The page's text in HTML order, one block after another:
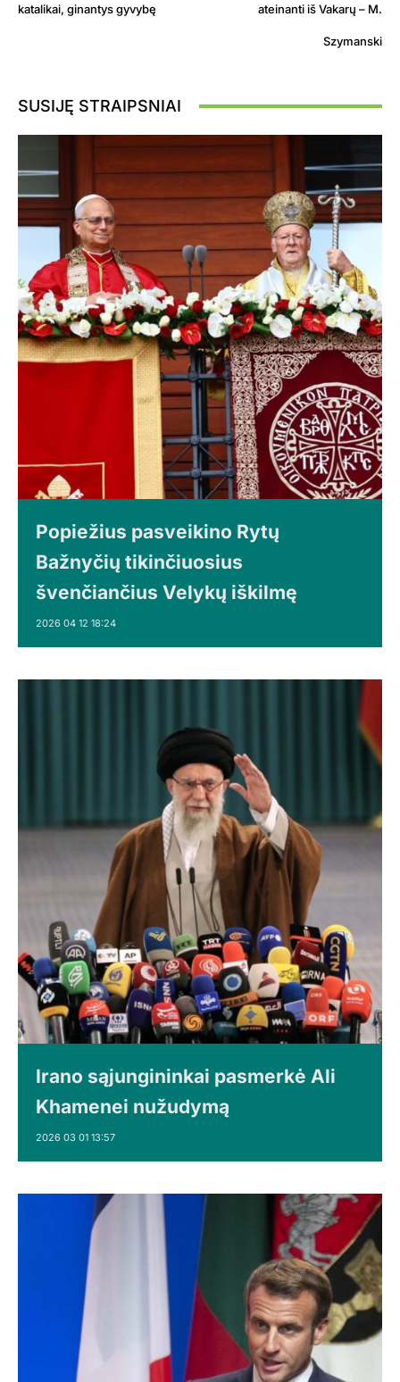
katalikai, ginantys gyvybę ateinanti iš Vakarų – M.
Szymanski
SUSIJĘ STRAIPSNIAI
Popiežius pasveikino Rytų
Bažnyčių tikinčiuosius
švenčiančius Velykų iškilmę
2026 04 12 18:24
Irano sąjungininkai pasmerkė Ali
Khamenei nužudymą
2026 03 01 13:57